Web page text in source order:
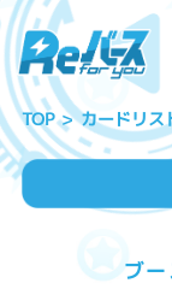
TOP カードリス
ブ